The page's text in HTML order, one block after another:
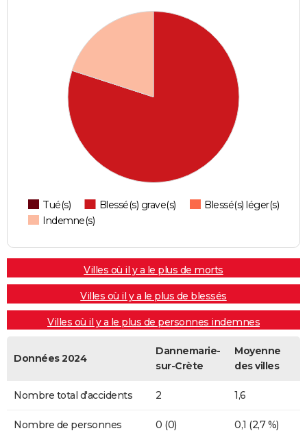
Tué(s) Blessé(s) grave(s)
Blessé(s) léger(s)
Indemne(s)
Villes où il y a le plus de morts
Villes où il y a le plus de blessés
Villes où il y a le plus de personnes indemnes
Données 2024
Dannemarie-
sur-Crète
Moyenne
des villes
Nombre total d'accidents 2 1,6
Nombre de personnes
0 (0) 0,1 (2,7 %)